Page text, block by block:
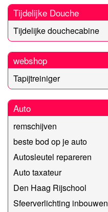
Tijdelijke Douche
Tijdelijke douchecabine
webshop
Tapijtreiniger
Auto
remschijven
beste bod op je auto
Autosleutel repareren
Auto taxateur
Den Haag Rijschool
Sfeerverlichting inbouwen